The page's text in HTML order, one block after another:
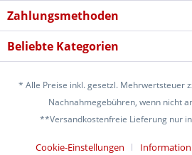
Zahlungsmethoden
Beliebte Kategorien
* Alle Preise inkl. gesetzl. Mehrwertsteuer
Nachnahmegebühren, wenn nicht
**Versandkostenfreie Lieferung nur
Cookie-Einstellungen